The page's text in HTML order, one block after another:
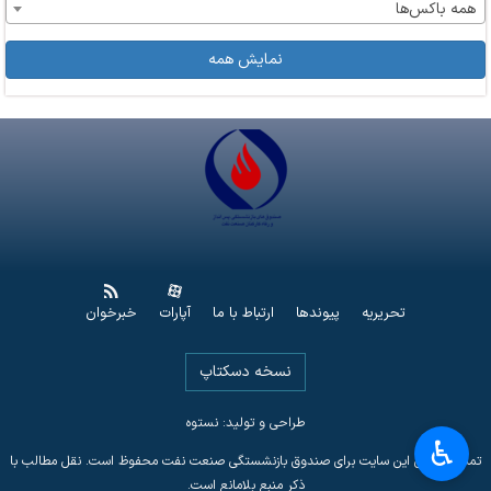
همه باکس‌ها
نمایش همه
تحریریه پیوندها ارتباط با ما آپارات خبرخوان
نسخه دسکتاپ
طراحی و تولید: نستوه
تمامی حقوق این سایت برای صندوق بازنشستگی صنعت نفت محفوظ است. نقل مطالب با
ذکر منبع بلامانع است.
♿︎